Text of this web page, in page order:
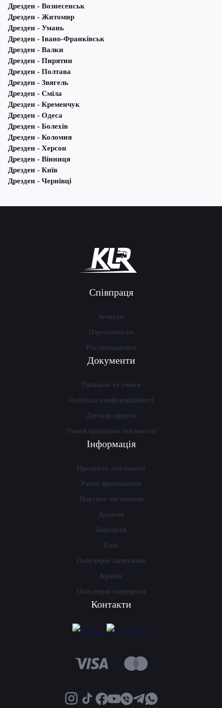
Дрезден - Вознесенськ
Дрезден - Житомир
Дрезден - Умань
Дрезден - Івано-Франківськ
Дрезден - Валки
Дрезден - Пирятин
Дрезден - Полтава
Дрезден - Звягель
Дрезден - Сміла
Дрезден - Кременчук
Дрезден - Одеса
Дрезден - Болехів
Дрезден - Коломия
Дрезден - Херсон
Дрезден - Вінниця
Дрезден - Київ
Дрезден - Чернівці
Співпраця
Агентам
Перевізникам
Рекламодавцям
Документи
Правила та умови
Політика конфіденційності
Договір оферти
Умови програми лояльності
Інформація
Програма лояльності
Раннє бронювання
Покупка частинами
Додаток
Контакти
Блог
Популярні запитання
Країни
Популярні маршрути
Контакти